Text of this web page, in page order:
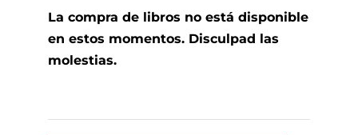
La compra de libros no está disponible
en estos momentos. Disculpad las
molestias.